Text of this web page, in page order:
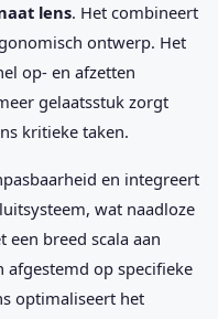
lens. Het combineert
ontwerp. Het
op- en afzetten
gelaatsstuk zorgt
kritieke taken.
en integreert
wat naadloze
breed scala aan
op specifieke
optimaliseert het